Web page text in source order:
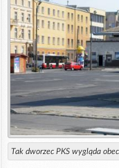
Tak dworzec PKS wygląda